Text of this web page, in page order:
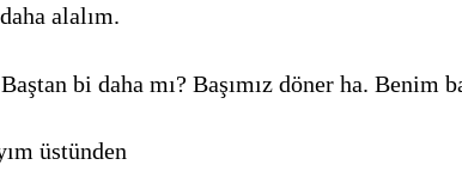
alalım.
Baştan bi daha mı? Başımız döner ha. Benim
üstünden